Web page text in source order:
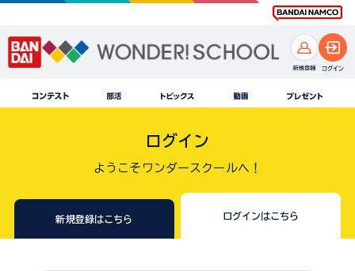
ログイン
ようこそワンダースクールへ！
新規登録はこちら ログインはこちら